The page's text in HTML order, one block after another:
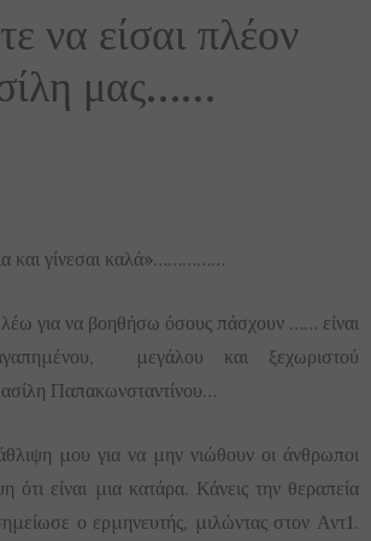
να είσαι πλέον
μας……
και γίνεσαι καλά»……………
για να βοηθήσω όσους πάσχουν …… είναι
μεγάλου και ξεχωριστού
Παπακωνσταντίνου…
μου για να μην νιώθουν οι άνθρωποι
ότι είναι μια κατάρα. Κάνεις την θεραπεία
ο ερμηνευτής, μιλώντας στον Αντ1.